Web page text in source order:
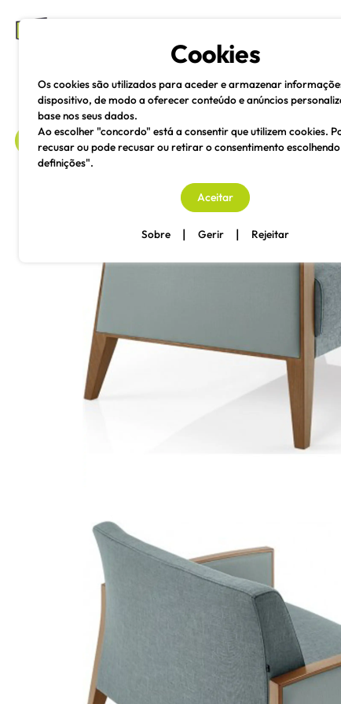
sofa fmb 1234
sofás de madeira
fameg
Cookies
Os cookies são utilizados para aceder e armazenar
dispositivo, de modo a oferecer conteúdo e anúncios
base nos seus dados.
Ao escolher "concordo" está a consentir que utilizem cookies.
recusar ou pode recusar ou retirar o consentimento
definições".
Aceitar
Sobre | Gerir | Rejeitar